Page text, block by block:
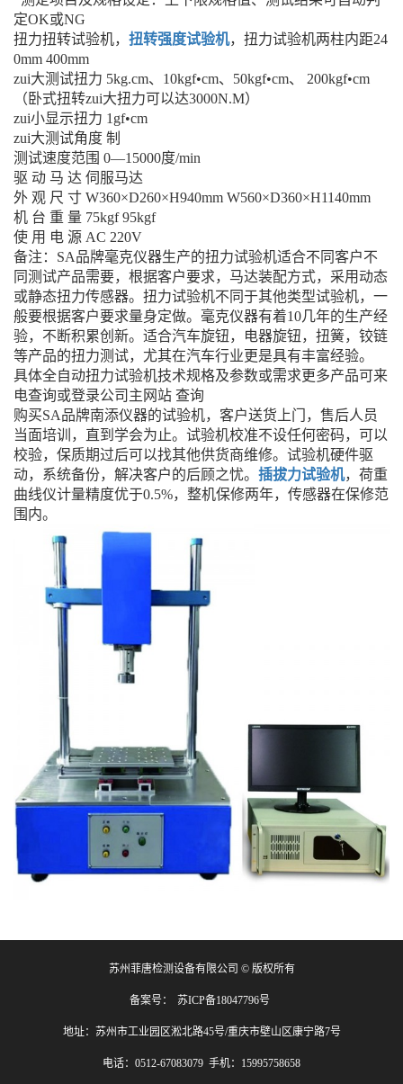
定OK或NG
扭力扭转试验机， 扭转强度试验机，扭力试验机两柱内距24
0mm 400mm
zui大测试扭力 5kg.cm、10kgf•cm、50kgf•cm、 200kgf•cm
（卧式扭转zui大扭力可以达3000N.M）
zui小显示扭力 1gf•cm
zui大测试角度 制
测试速度范围 0—15000度/min
驱 动 马 达 伺服马达
外 观 尺 寸 W360×D260×H940mm W560×D360×H1140mm
机 台 重 量 75kgf 95kgf
使 用 电 源 AC 220V
备注：SA品牌毫克仪器生产的扭力试验机适合不同客户不
同测试产品需要，根据客户要求，马达装配方式，采用动态
或静态扭力传感器。扭力试验机不同于其他类型试验机，一
般要根据客户要求量身定做。毫克仪器有着10几年的生产经
验，不断积累创新。适合汽车旋钮，电器旋钮，扭簧，铰链
等产品的扭力测试，尤其在汽车行业更是具有丰富经验。
具体全自动扭力试验机技术规格及参数或需求更多产品可来
电查询或登录公司主网站 查询
购买SA品牌南添仪器的试验机，客户送货上门，售后人员
当面培训，直到学会为止。试验机校准不设任何密码，可以
校验，保质期过后可以找其他供货商维修。试验机硬件驱
动，系统备份，解决客户的后顾之忧。 插拔力试验机，荷重
曲线仪计量精度优于0.5%，整机保修两年，传感器在保修范
围内。
苏州菲唐检测设备有限公司 © 版权所有
备案号： 苏ICP备18047796号
地址：苏州市工业园区淞北路45号/重庆市壁山区康宁路7号
电话：0512-67083079 手机：15995758658